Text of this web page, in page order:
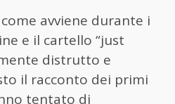
avviene durante i
e il cartello “just
distrutto e
il racconto dei primi
tentato di